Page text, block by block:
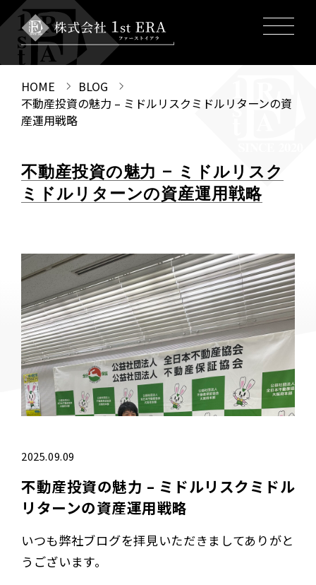
HOME
BLOG
不動産投資の魅力 – ミドルリスクミドルリターンの資
産運用戦略
不動産投資の魅力 – ミドルリスク
ミドルリターンの資産運用戦略
2025.09.09
不動産投資の魅力 – ミドルリスクミドル
リターンの資産運用戦略
いつも弊社ブログを拝見いただきましてありがと
うございます。